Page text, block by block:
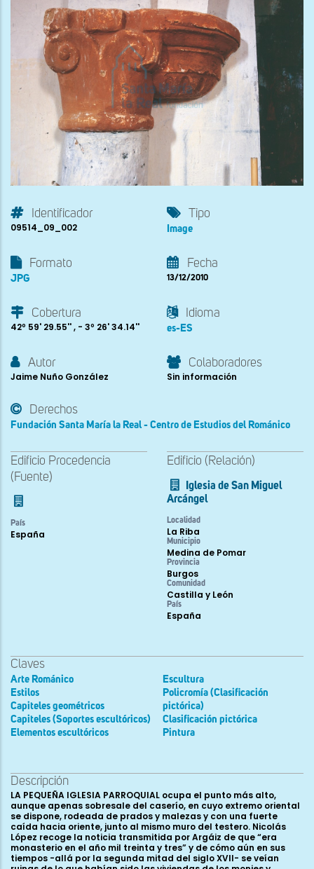
Identificador
09514_09_002
Tipo
Image
Formato
JPG
Fecha
13/12/2010
Cobertura
42º 59' 29.55'' , - 3º 26' 34.14''
Idioma
es-ES
Autor
Jaime Nuño González
Colaboradores
Sin información
Derechos
Fundación Santa María la Real - Centro de Estudios del Románico
Edificio Procedencia
(Fuente)
País
España
Edificio (Relación)
Iglesia de San Miguel
Arcángel
Localidad
La Riba
Municipio
Medina de Pomar
Provincia
Burgos
Comunidad
Castilla y León
País
España
Claves
Arte Románico
Estilos
Capiteles geométricos
Capiteles (Soportes escultóricos)
Elementos escultóricos
Escultura
Policromía (Clasificación
pictórica)
Clasificación pictórica
Pintura
Descripción
LA PEQUEÑA IGLESIA PARROQUIAL ocupa el punto más alto,
aunque apenas sobresale del caserío, en cuyo extremo oriental
se dispone, rodeada de prados y malezas y con una fuerte
caída hacia oriente, junto al mismo muro del testero. Nicolás
López recoge la noticia transmitida por Argáiz de que “era
monasterio en el año mil treinta y tres” y de cómo aún en sus
tiempos -allá por la segunda mitad del siglo XVII- se veían